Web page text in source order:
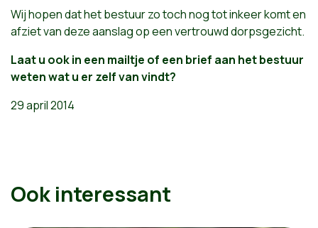
Wij hopen dat het bestuur zo toch nog tot inkeer komt en
afziet van deze aanslag op een vertrouwd dorpsgezicht.
Laat u ook in een mailtje of een brief aan het bestuur
weten wat u er zelf van vindt?
29 april 2014
Ook interessant